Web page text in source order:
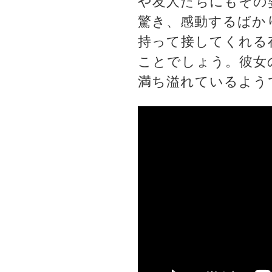
驚き、感動するば
持って接してくれ
ことでしょう。彼
満ち溢れているよう